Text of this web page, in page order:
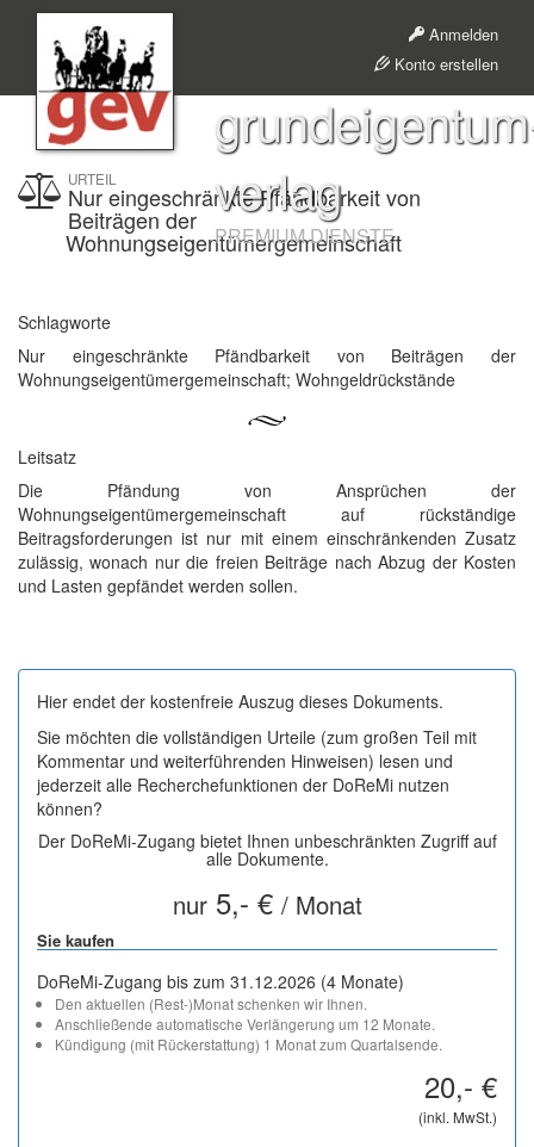
Anmelden
Konto erstellen
verlag
PREMIUM DIENSTE
URTEIL
Nur eingeschränkte Pfändbarkeit von
Beiträgen der
Wohnungseigentümergemeinschaft
Schlagworte
Nur eingeschränkte Pfändbarkeit von Beiträgen der
Wohnungseigentümergemeinschaft; Wohngeldrückstände
Leitsatz
Die Pfändung von Ansprüchen der
Wohnungseigentümergemeinschaft auf rückständige
Beitragsforderungen ist nur mit einem einschränkenden Zusatz
zulässig, wonach nur die freien Beiträge nach Abzug der Kosten
und Lasten gepfändet werden sollen.
Hier endet der kostenfreie Auszug dieses Dokuments.
Sie möchten die vollständigen Urteile (zum großen Teil mit
Kommentar und weiterführenden Hinweisen) lesen und
jederzeit alle Recherchefunktionen der DoReMi nutzen
können?
Der DoReMi-Zugang bietet Ihnen unbeschränkten Zugriff auf
alle Dokumente.
nur5,- € / Monat
Sie kaufen
DoReMi-Zugang bis zum 31.12.2026 (4 Monate)
Den aktuellen (Rest-)Monat schenken wir Ihnen.
Anschließende automatische Verlängerung um 12 Monate.
Kündigung (mit Rückerstattung) 1 Monat zum Quartalsende.
20,- €
(inkl. MwSt.)